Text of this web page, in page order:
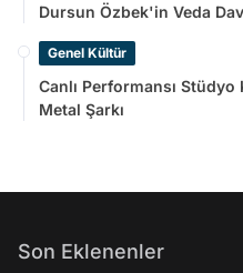
Dursun Özbek'in Veda
Genel Kültür
Canlı Performansı Stüdyo
Metal Şarkı
Son Eklenenler